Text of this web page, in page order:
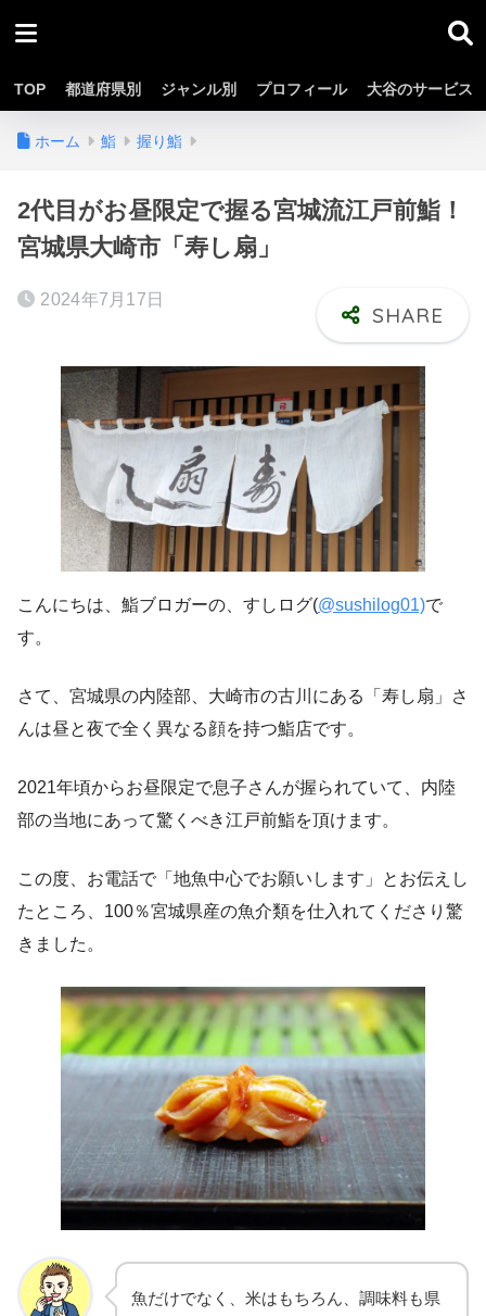
TOP 都道府県別 ジャンル別 プロフィール 大谷のサービス
ホーム 鮨 握り鮨
2代目がお昼限定で握る宮城流江戸前鮨！
宮城県大崎市「寿し扇」
2024年7月17日
こんにちは、鮨ブロガーの、すしログ(@sushilog01)で
す。
さて、宮城県の内陸部、大崎市の古川にある「寿し扇」さ
んは昼と夜で全く異なる顔を持つ鮨店です。
2021年頃からお昼限定で息子さんが握られていて、内陸
部の当地にあって驚くべき江戸前鮨を頂けます。
この度、お電話で「地魚中心でお願いします」とお伝えし
たところ、100％宮城県産の魚介類を仕入れてくださり驚
きました。
魚だけでなく、米はもちろん、調味料も県